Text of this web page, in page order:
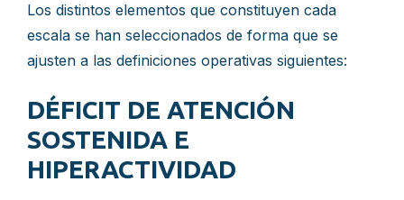
Los distintos elementos que constituyen cada
escala se han seleccionados de forma que se
ajusten a las definiciones operativas siguientes:
DÉFICIT DE ATENCIÓN
SOSTENIDA E
HIPERACTIVIDAD